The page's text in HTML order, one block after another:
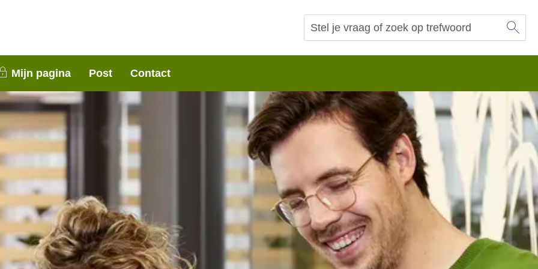
Zoeken
Mijn pagina Post Contact
3 weken contact met je op. Dank voor je begrip.